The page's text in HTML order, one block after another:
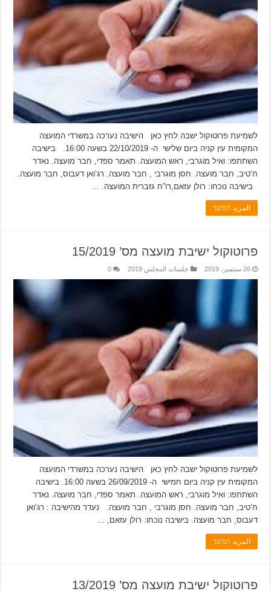
לשמיעת פרוטוקול ישבה לחץ כאן הישיבה נערכה במשרדי המועצה
המקומית עין קניה ביום שלישי ה- 22/10/2019 בשעה 16:00. בישיבה
השתתפו: ואיל מוגרבי, ראש המועצה. תאמר ספדי, חבר מועצה. נאדר
ח’טיב, חבר מועצה. חסן מוגרבי , חבר מועצה. רג’ואן דעבוס, חבר מועצה.
בישיבה נוכחו: רולן עזאם,רו”ח גזברית המועצה. …
المزيد המשך
פרוטוקול ישיבת מועצה מס’ 15/2019
26 سبتمبر، 2019 جلسات المجلس 2019 0
לשמיעת פרוטוקול ישבה לחץ כאן הישיבה נערכה במשרדי המועצה
המקומית עין קניה ביום חמישי ה- 26/09/2019 בשעה 16:00. בישיבה
השתתפו: ואיל מוגרבי, ראש המועצה. תאמר ספדי, חבר מועצה. נאדר
ח’טיב, חבר מועצה. חסן מוגרבי , חבר מועצה. נעדר מהישיבה : רג’ואן
דעבוס, חבר מועצה. בישיבה נוכחו: רולן עזאם, …
المزيد המשך
פרוטוקול ישיבת מועצה מס’ 13/2019